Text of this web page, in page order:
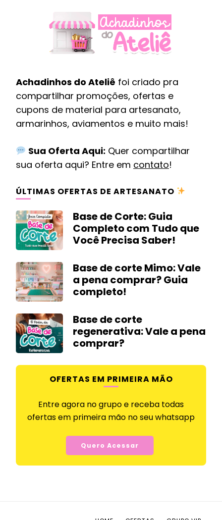
Achadinhos do Ateliê foi criado pra
compartilhar promoções, ofertas e
cupons de material para artesanato,
armarinhos, aviamentos e muito mais!
Sua Oferta Aqui: Quer compartilhar
sua oferta aqui? Entre em contato!
ÚLTIMAS OFERTAS DE ARTESANATO
Base de Corte: Guia
Completo com Tudo que
Você Precisa Saber!
Base de corte Mimo: Vale
a pena comprar? Guia
completo!
Base de corte
regenerativa: Vale a pena
comprar?
OFERTAS EM PRIMEIRA MÃO
Entre agora no grupo e receba todas
ofertas em primeira mão no seu whatsapp
Quero Acessar